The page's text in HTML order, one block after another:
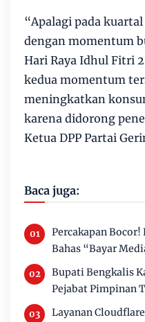
“Apalagi pada
dengan momentum
Hari Raya Idhul Fitri
kedua momentum
meningkatkan
karena didorong
Ketua DPP Partai
Baca juga:
Percakapan
Bahas “Bayar
Bupati Bengkalis
Pejabat Pimpinan
Layanan